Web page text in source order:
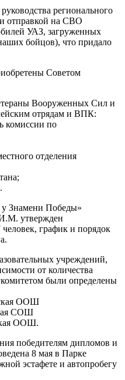
регионального
отправкой на СВО
УАЗ, загруженных
бойцов), что придало
Советом
Вооруженных Сил и
отрядам и ВПК:
комиссии по
отделения
у Знамени Победы»
утвержден
график и порядок
учреждений,
от количества
были определены
ООШ
СОШ
ООШ.
победителям дипломов и
8 мая в Парке
эстафете и автопробегу